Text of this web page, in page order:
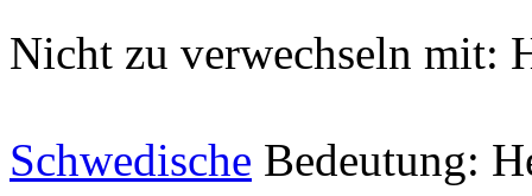
Nicht zu verwechseln mit:
Schwedische Bedeutung: